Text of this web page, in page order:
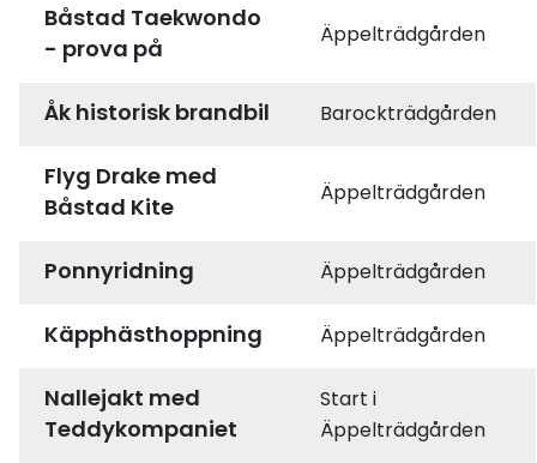
Båstad Taekwondo
- prova på
Äppelträdgården
Åk historisk brandbil Barockträdgården
Flyg Drake med
Båstad Kite
Äppelträdgården
Ponnyridning Äppelträdgården
Käpphästhoppning Äppelträdgården
Nallejakt med
Teddykompaniet
Start i
Äppelträdgården